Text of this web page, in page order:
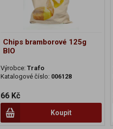
Chips bramborové 125g
BIO
Výrobce: Trafo
Katalogové číslo: 006128
66 Kč
Koupit